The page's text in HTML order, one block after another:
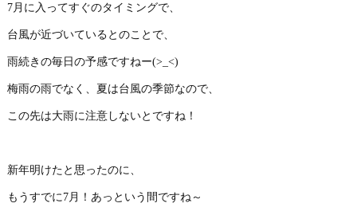
7月に入ってすぐのタイミングで、
台風が近づいているとのことで、
雨続きの毎日の予感ですねー(>_<)
梅雨の雨でなく、夏は台風の季節なので、
この先は大雨に注意しないとですね！
新年明けたと思ったのに、
もうすでに7月！あっという間ですね～